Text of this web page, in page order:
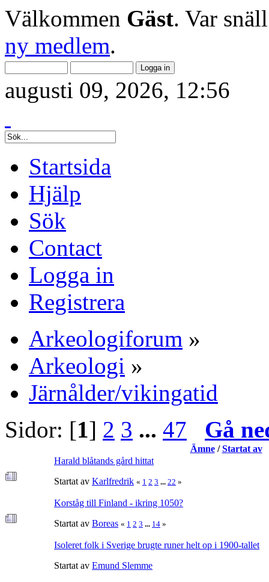
Välkommen Gäst. Var
ny medlem.
augusti 09, 2026, 12:56
Startsida
Hjälp
Sök
Contact
Logga in
Registrera
Arkeologiforum »
Arkeologi »
Järnålder/vikingatid
Sidor: [1] 2 3 ... 47 Gå
Ämne/Startat av
Harald blåtands gård hittat
Startat av Karlfredrik « 1 2 3 ... 22 »
Korståg till Finland - ikring 1050?
Startat av Boreas « 1 2 3 ... 14 »
Isoleret folk i Sverige brugte runer helt op i 1900-tallet
Startat av Emund Slemme